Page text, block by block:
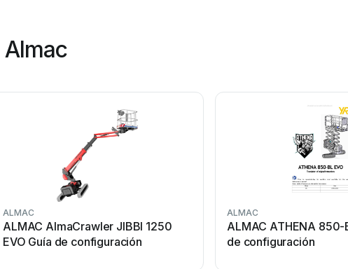
ALMAC
ALMAC AlmaCrawler JIBBI 1250
EVO Guía de configuración
ALMAC
ALMAC ATHENA 850-
de configuración